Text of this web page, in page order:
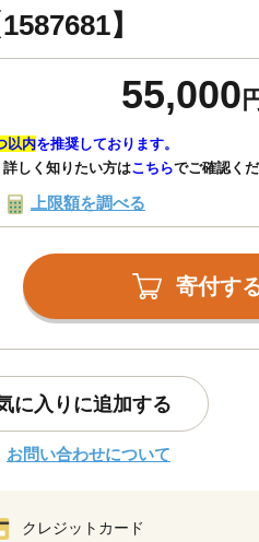
】
55,000
以内を推奨しております。
しく知りたい方はこちらでご確認くだ
上限額を調べる
寄付す
に入りに追加する
お問い合わせについて
クレジットカード